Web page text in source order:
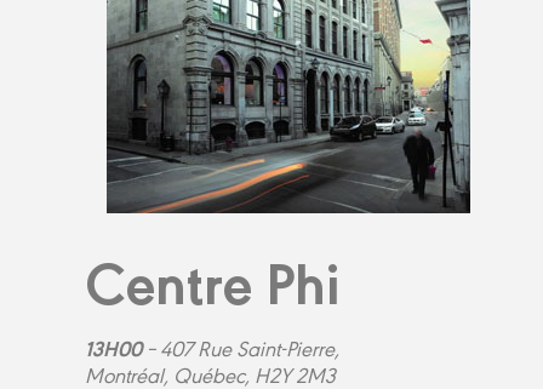
Centre Phi
13H00–407 Rue Saint-Pierre,
Montréal, Québec, H2Y 2M3